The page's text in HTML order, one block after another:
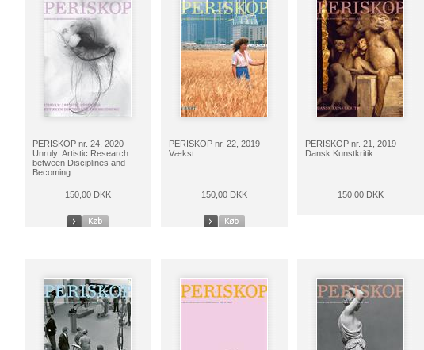
PERISKOP nr. 24, 2020 -
Unruly: Artistic Research
between Disciplines and
Becoming
150,00 DKK
PERISKOP nr. 22, 2019 -
Vækst
150,00 DKK
PERISKOP nr. 21, 2019 -
Dansk Kunstkritik
150,00 DKK